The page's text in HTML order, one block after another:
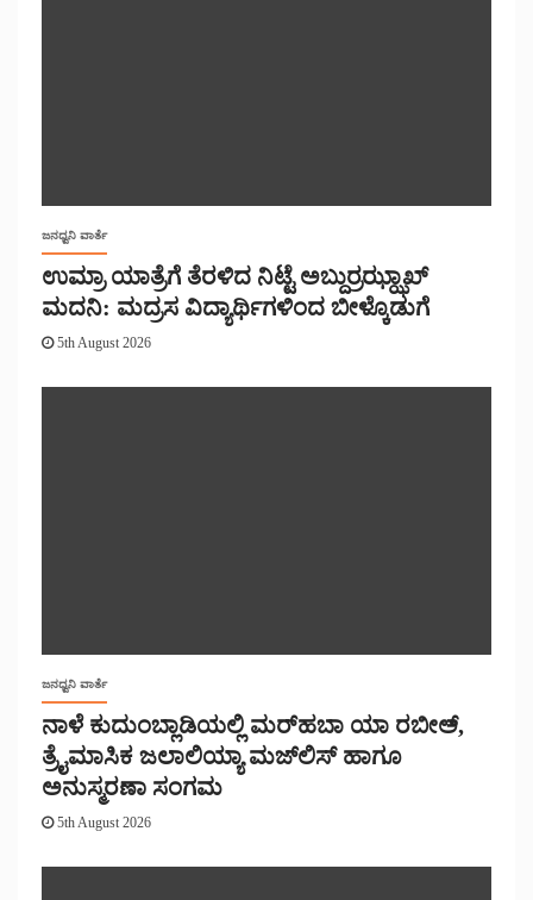
ಜನಧ್ವನಿ ವಾರ್ತೆ
ಉಮ್ರಾ ಯಾತ್ರೆಗೆ ತೆರಳಿದ ನಿಟ್ಟೆ ಅಬ್ದುರ್ರಝ್ಝಾಖ್
ಮದನಿ: ಮದ್ರಸ ವಿದ್ಯಾರ್ಥಿಗಳಿಂದ ಬೀಳ್ಕೊಡುಗೆ
5th August 2026
ಜನಧ್ವನಿ ವಾರ್ತೆ
ನಾಳೆ ಕುದುಂಬ್ಲಾಡಿಯಲ್ಲಿ ಮರ್‌‌ಹಬಾ ಯಾ ರಬೀಅ್,
ತ್ರೈಮಾಸಿಕ ಜಲಾಲಿಯ್ಯಾ ಮಜ್‌‌ಲಿಸ್‌‌ ಹಾಗೂ
ಅನುಸ್ಮರಣಾ ಸಂಗಮ
5th August 2026